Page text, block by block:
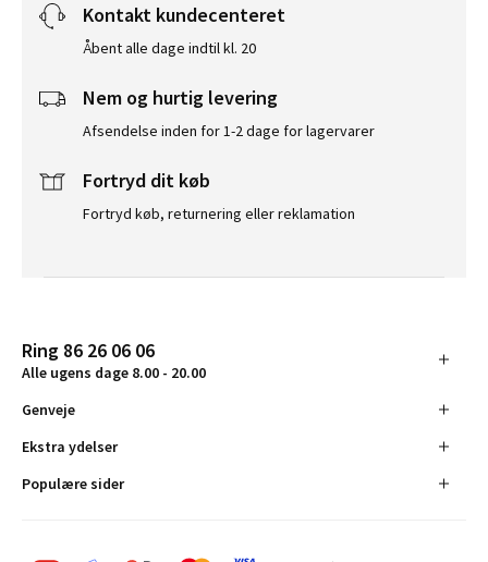
Kontakt kundecenteret
Åbent alle dage indtil kl. 20
Nem og hurtig levering
Afsendelse inden for 1-2 dage for lagervarer
Fortryd dit køb
Fortryd køb, returnering eller reklamation
Ring 86 26 06 06
Alle ugens dage 8.00 - 20.00
Genveje
Ekstra ydelser
Populære sider